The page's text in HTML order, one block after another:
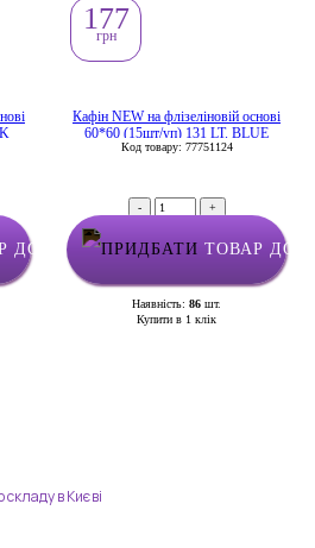
ДОДАНО У КОШИК
Кафін NEW на флізеліновій основі
60*60 (15шт/уп) 131 LT. BLUE
Код товару: 77751124
177
грн
- +
ТОВАР
Наявність:86 шт.
Купити в 1 клік
в Києві